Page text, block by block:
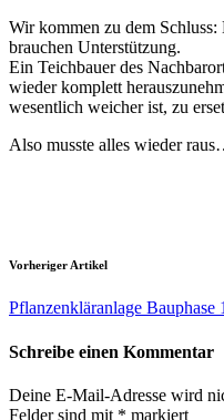
Wir kommen zu dem
brauchen Unterstützung.
Ein Teichbauer des
wieder komplett
wesentlich weicher ist, zu
Also musste alles wieder
Vorheriger Artikel
Pflanzenkläranlage Bauphase
Schreibe einen Kommentar
Deine E-Mail-Adresse wird
Felder sind mit * markiert